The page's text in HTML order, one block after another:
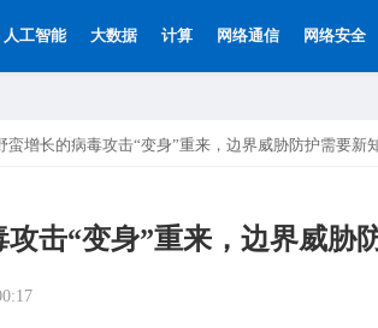
人工智能 大数据 计算 网络通信 网络安全
蛮增长的病毒攻击“变身”重来，边界威胁防护需要新
击“变身”重来，边界威胁